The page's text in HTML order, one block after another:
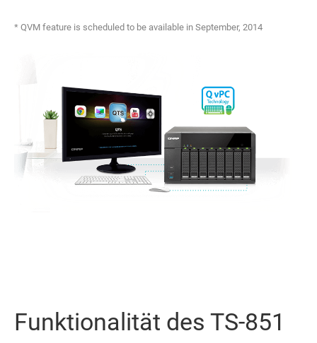
* QVM feature is scheduled to be available in September, 2014
Funktionalität des TS-851